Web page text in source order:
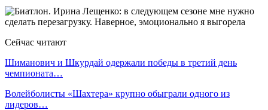
Сейчас читают
Шиманович и Шкурдай одержали победы в третий день
чемпионата…
Волейболисты «Шахтера» крупно обыграли одного из
лидеров…